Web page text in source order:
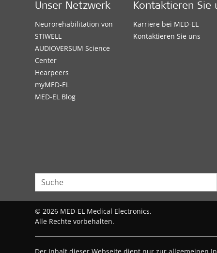
Unser Netzwerk
Neurorehabilitation von
STIWELL
AUDIOVERSUM Science
Center
Hearpeers
myMED‑EL
MED-EL Blog
Kontaktieren Sie
Karriere bei MED-EL
Kontaktieren Sie uns
© 2026 MED-EL Medical Electronics.
Alle Rechte vorbehalten.